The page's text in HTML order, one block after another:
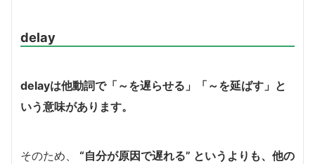
delay
delayは他動詞で「～を遅らせる」「～を延ばす」と
いう意味があります。
そのため、
“自分が原因で遅れる” というよりも、他の